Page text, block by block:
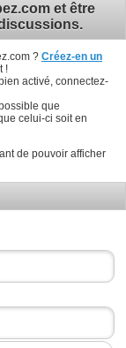
et être
? Créez-en un
!
activé, connectez-
que
celui-ci soit en
de pouvoir afficher